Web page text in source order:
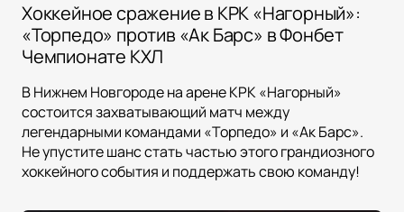
Хоккейное сражение в КРК «Нагорный»:
«Торпедо» против «Ак Барс» в Фонбет
Чемпионате КХЛ
В Нижнем Новгороде на арене КРК «Нагорный»
состоится захватывающий матч между
легендарными командами «Торпедо» и «Ак Барс».
Не упустите шанс стать частью этого грандиозного
хоккейного события и поддержать свою команду!